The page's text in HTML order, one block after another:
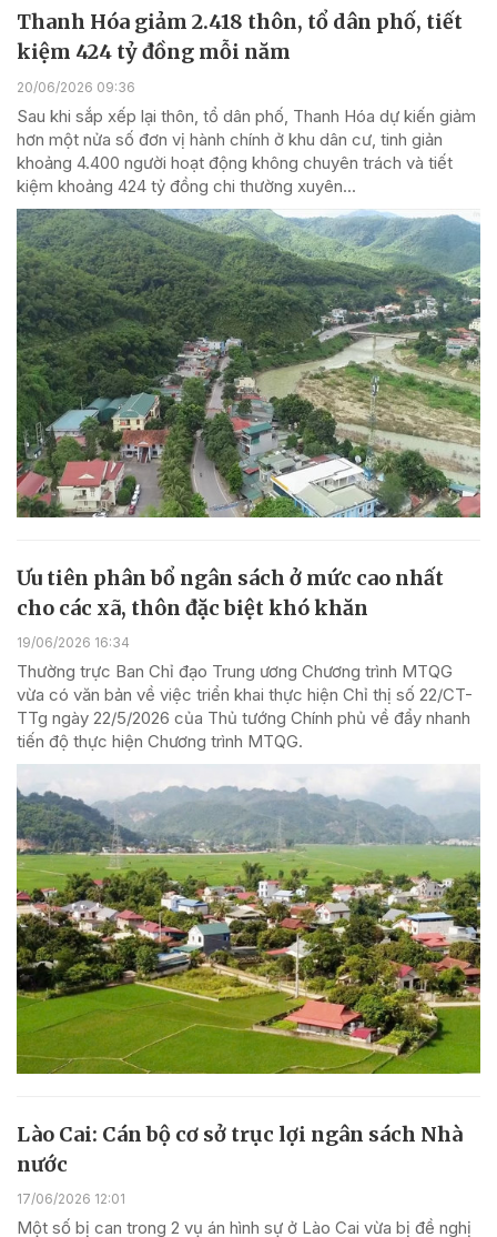
Thanh Hóa giảm 2.418 thôn, tổ dân phố, tiết
kiệm 424 tỷ đồng mỗi năm
20/06/2026 09:36
Sau khi sắp xếp lại thôn, tổ dân phố, Thanh Hóa dự kiến giảm
hơn một nửa số đơn vị hành chính ở khu dân cư, tinh giản
khoảng 4.400 người hoạt động không chuyên trách và tiết
kiệm khoảng 424 tỷ đồng chi thường xuyên...
Ưu tiên phân bổ ngân sách ở mức cao nhất
cho các xã, thôn đặc biệt khó khăn
19/06/2026 16:34
Thường trực Ban Chỉ đạo Trung ương Chương trình MTQG
vừa có văn bản về việc triển khai thực hiện Chỉ thị số 22/CT-
TTg ngày 22/5/2026 của Thủ tướng Chính phủ về đẩy nhanh
tiến độ thực hiện Chương trình MTQG.
Lào Cai: Cán bộ cơ sở trục lợi ngân sách Nhà
nước
17/06/2026 12:01
Một số bị can trong 2 vụ án hình sự ở Lào Cai vừa bị đề nghị